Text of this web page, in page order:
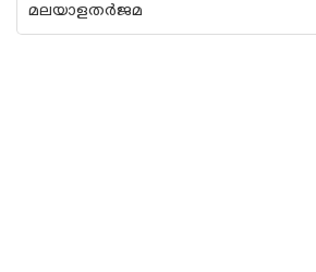
മലയാളതർജമ